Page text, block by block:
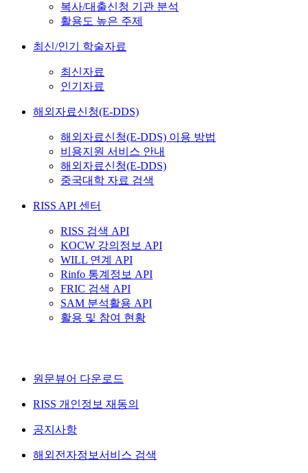
복사/대출신청 기관 분석
활용도 높은 주제
최신/인기 학술자료
최신자료
인기자료
해외자료신청(E-DDS)
해외자료신청(E-DDS) 이용 방법
비용지원 서비스 안내
해외자료신청(E-DDS)
중국대학 자료 검색
RISS API 센터
RISS 검색 API
KOCW 강의정보 API
WILL 연계 API
Rinfo 통계정보 API
FRIC 검색 API
SAM 분석활용 API
활용 및 참여 현황
원문뷰어 다운로드
RISS 개인정보 재동의
공지사항
해외전자정보서비스 검색